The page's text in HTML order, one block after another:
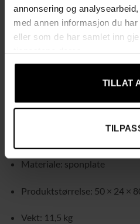
annonsering og
med annen informasjon du
eller som de har samlet inn
TILLAT
Fleksibel bruk: fungerer som
på kontoret, og kan også
plasseres horisontalt
Spesifikasjoner
Materiale: sponplate
Produktstørrelse: 50 × 24 ×
Vekt: 11,5 kg